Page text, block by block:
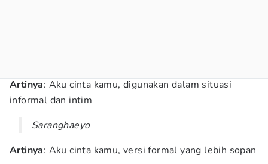
Artinya: Aku cinta kamu, digunakan dalam situasi
informal dan intim
Saranghaeyo
Artinya: Aku cinta kamu, versi formal yang lebih sopan